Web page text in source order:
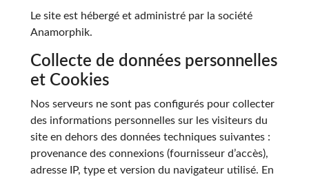
Le site est hébergé et administré par la société
Anamorphik.
Collecte de données personnelles
et Cookies
Nos serveurs ne sont pas configurés pour collecter
des informations personnelles sur les visiteurs du
site en dehors des données techniques suivantes :
provenance des connexions (fournisseur d’accès),
adresse IP, type et version du navigateur utilisé. En